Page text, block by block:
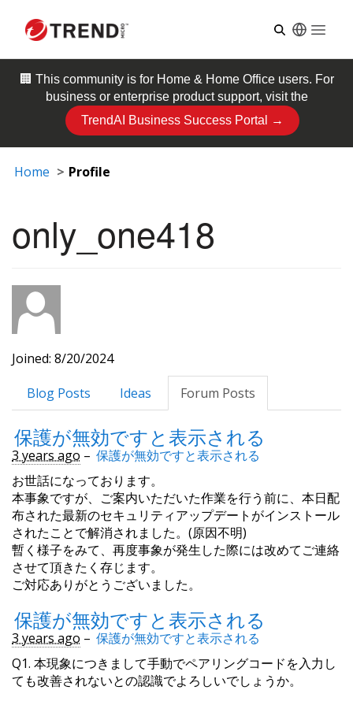
🏢 This community is for Home & Home Officeusers. For
business or enterprise product support, visit the
TrendAI Business Success Portal →
Home Profile
only_one418
Joined: 8/20/2024
Blog Posts
Ideas Forum Posts
保護が無効ですと表示される
3 years ago – 保護が無効ですと表示される
お世話になっております。
本事象ですが、ご案内いただいた作業を行う前に、本日配
布された最新のセキュリティアップデートがインストール
されたことで解消されました。(原因不明)
暫く様子をみて、再度事象が発生した際には改めてご連絡
させて頂きたく存じます。
ご対応ありがとうございました。
保護が無効ですと表示される
3 years ago – 保護が無効ですと表示される
Q1. 本現象につきまして手動でペアリングコードを入力し
ても改善されないとの認識でよろしいでしょうか。